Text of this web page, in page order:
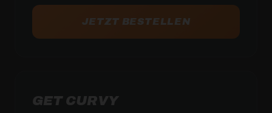
JETZT BESTELLEN
GET CURVY